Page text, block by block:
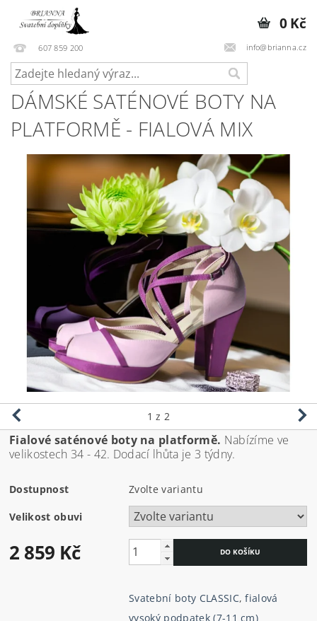
607 859 200 info@brianna.cz
0 Kč
DÁMSKÉ SATÉNOVÉ BOTY NA
PLATFORMĚ - FIALOVÁ MIX
1 z 2
Fialové saténové boty na platformě. Nabízíme ve
velikostech 34 - 42. Dodací lhůta je 3 týdny.
Dostupnost Zvolte variantu
Velikost obuvi
2 859 Kč
Svatební boty CLASSIC,fialová
vysoký podpatek (7-11 cm)